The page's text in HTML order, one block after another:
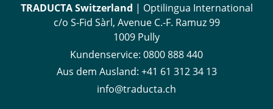
TRADUCTA Switzerland | Optilingua International
c/o S-Fid Sàrl, Avenue C.-F. Ramuz 99
1009 Pully
Kundenservice: 0800 888 440
Aus dem Ausland: +41 61 312 34 13
info@traducta.ch